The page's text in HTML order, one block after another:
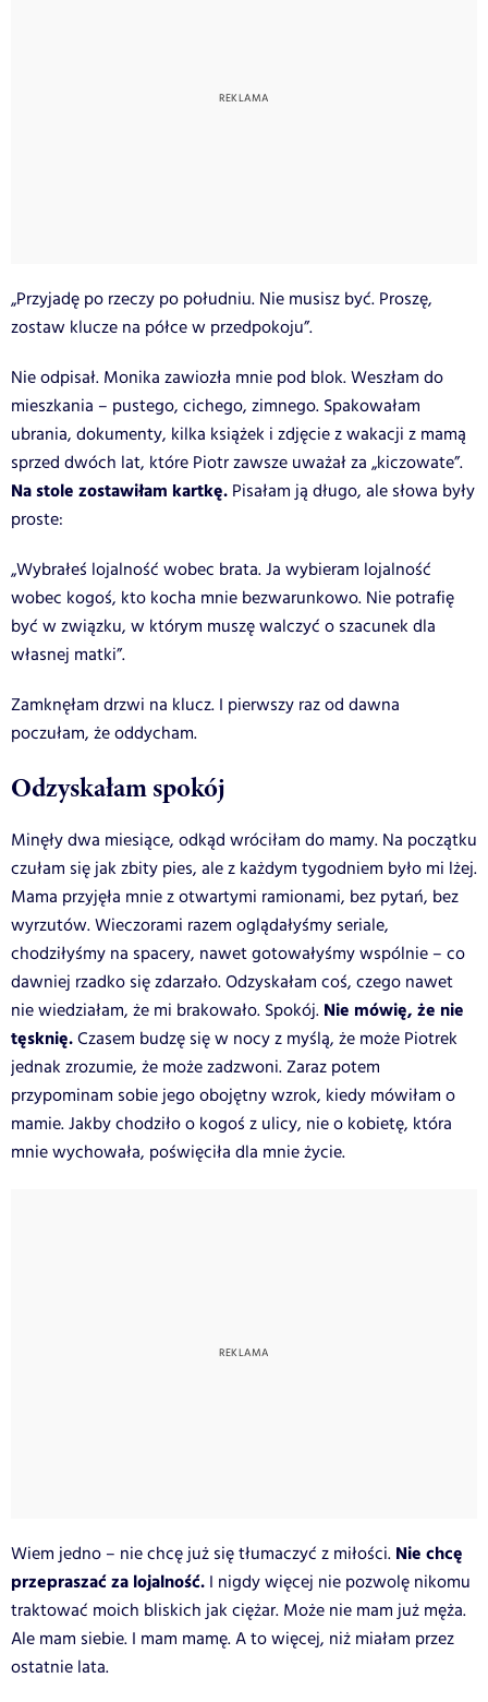
„Przyjadę po rzeczy po południu. Nie musisz być. Proszę,
zostaw klucze na półce w przedpokoju”.
Nie odpisał. Monika zawiozła mnie pod blok. Weszłam do
mieszkania – pustego, cichego, zimnego. Spakowałam
ubrania, dokumenty, kilka książek i zdjęcie z wakacji z mamą
sprzed dwóch lat, które Piotr zawsze uważał za „kiczowate”.
Na stole zostawiłam kartkę. Pisałam ją długo, ale słowa były
proste:
„Wybrałeś lojalność wobec brata. Ja wybieram lojalność
wobec kogoś, kto kocha mnie bezwarunkowo. Nie potrafię
być w związku, w którym muszę walczyć o szacunek dla
własnej matki”.
Zamknęłam drzwi na klucz. I pierwszy raz od dawna
poczułam, że oddycham.
Odzyskałam spokój
Minęły dwa miesiące, odkąd wróciłam do mamy. Na początku
czułam się jak zbity pies, ale z każdym tygodniem było mi lżej.
Mama przyjęła mnie z otwartymi ramionami, bez pytań, bez
wyrzutów. Wieczorami razem oglądałyśmy seriale,
chodziłyśmy na spacery, nawet gotowałyśmy wspólnie – co
dawniej rzadko się zdarzało. Odzyskałam coś, czego nawet
nie wiedziałam, że mi brakowało. Spokój. Nie mówię, że nie
tęsknię.Czasem budzę się w nocy z myślą, że może Piotrek
jednak zrozumie, że może zadzwoni. Zaraz potem
przypominam sobie jego obojętny wzrok, kiedy mówiłam o
mamie. Jakby chodziło o kogoś z ulicy, nie o kobietę, która
mnie wychowała, poświęciła dla mnie życie.
Wiem jedno – nie chcę już się tłumaczyć z miłości. Nie chcę
przepraszać za lojalność. I nigdy więcej nie pozwolę nikomu
traktować moich bliskich jak ciężar. Może nie mam już męża.
Ale mam siebie. I mam mamę. A to więcej, niż miałam przez
ostatnie lata.